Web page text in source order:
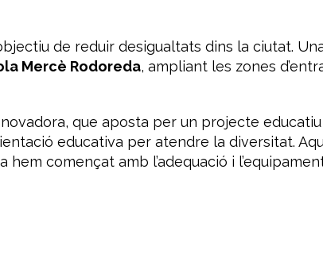
de reduir desigualtats dins la ciutat.
Mercè Rodoreda, ampliant les zones
que aposta per un projecte
educativa per atendre la diversitat.
començat amb l’adequació i